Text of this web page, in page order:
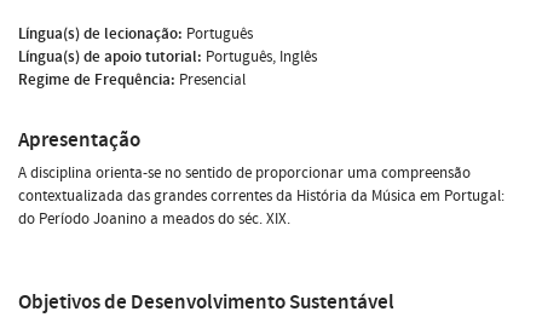
Língua(s) de lecionação: Português
Língua(s) de apoio tutorial: Português, Inglês
Regime de Frequência: Presencial
Apresentação
A disciplina orienta-se no sentido de proporcionar uma compreensão
contextualizada das grandes correntes da História da Música em Portugal:
do Período Joanino a meados do séc. XIX.
Objetivos de Desenvolvimento Sustentável